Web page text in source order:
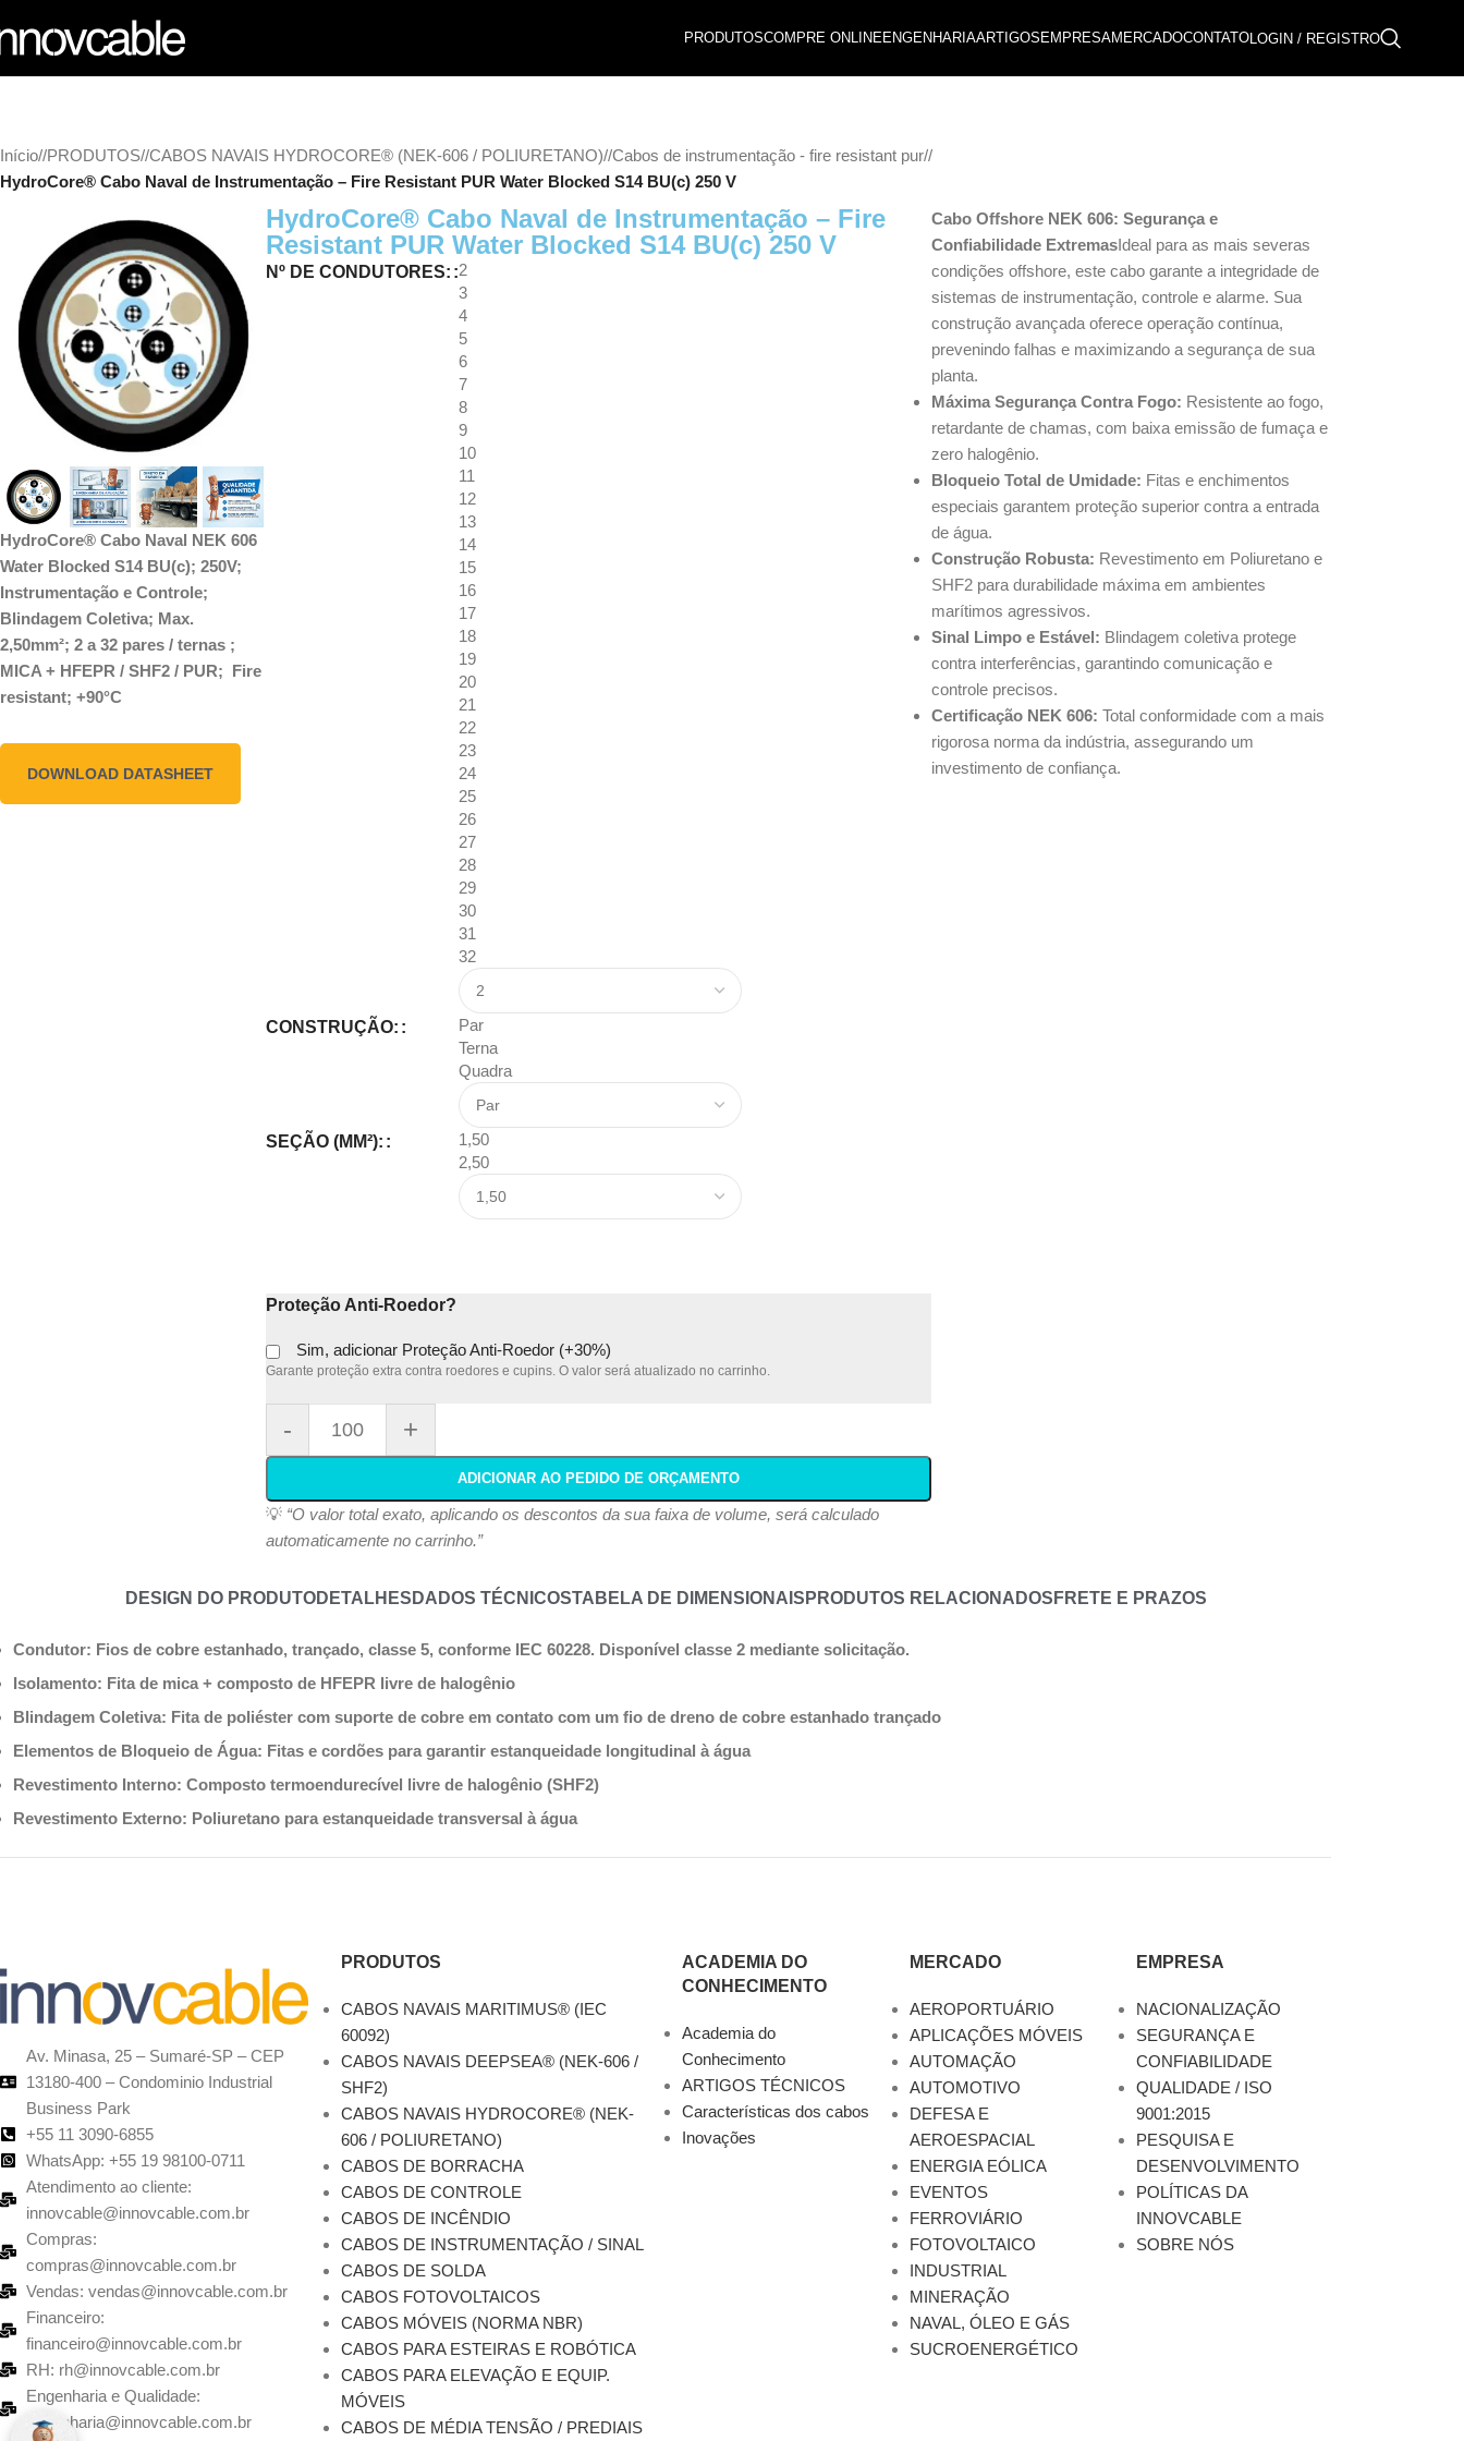
PRODUTOSCOMPRE ONLINEENGENHARIAARTIGOS EMPRESAMERCADOCONTATOLOGIN / REGISTRO
Início/ PRODUTOS/ CABOS NAVAIS HYDROCORE® (NEK-606 / POLIURETANO)/ Cabos de instrumentação - fire resistant pur/
HydroCore® Cabo Naval de Instrumentação – Fire Resistant PUR Water Blocked S14 BU(c) 250 V
HydroCore® Cabo Naval NEK 606
Water Blocked S14 BU(c); 250V;
Instrumentação e Controle;
Blindagem Coletiva; Max.
2,50mm²; 2 a 32 pares / ternas ;
MICA + HFEPR / SHF2 / PUR; Fire
resistant; +90°C
DOWNLOAD DATASHEET
HydroCore® Cabo Naval de Instrumentação – Fire
Resistant PUR Water Blocked S14 BU(c) 250 V
Nº DE CONDUTORES: 2
3
4
5
6
7
8
9
10
11
12
13
14
15
16
17
18
19
20
21
22
23
24
25
26
27
28
29
30
31
32
CONSTRUÇÃO:
Par
Terna
Quadra
SEÇÃO (MM²):
1,50
2,50
Proteção Anti-Roedor?
Sim, adicionar Proteção Anti-Roedor (+30%)
Garante proteção extra contra roedores e cupins. O valor será atualizado no carrinho.
- +
ADICIONAR AO PEDIDO DE ORÇAMENTO
💡 “O valor total exato, aplicando os descontos da sua faixa de volume, será calculado
automaticamente no carrinho.”
Cabo Offshore NEK 606: Segurança e
Confiabilidade ExtremasIdeal para as mais severas
condições offshore, este cabo garante a integridade de
sistemas de instrumentação, controle e alarme. Sua
construção avançada oferece operação contínua,
prevenindo falhas e maximizando a segurança de sua
planta.
Máxima Segurança Contra Fogo: Resistente ao fogo,
retardante de chamas, com baixa emissão de fumaça e
zero halogênio.
Bloqueio Total de Umidade: Fitas e enchimentos
especiais garantem proteção superior contra a entrada
de água.
Construção Robusta: Revestimento em Poliuretano e
SHF2 para durabilidade máxima em ambientes
marítimos agressivos.
Sinal Limpo e Estável: Blindagem coletiva protege
contra interferências, garantindo comunicação e
controle precisos.
Certificação NEK 606: Total conformidade com a mais
rigorosa norma da indústria, assegurando um
investimento de confiança.
DESIGN DO PRODUTODETALHES DADOS TÉCNICOSTABELA DE DIMENSIONAIS PRODUTOS RELACIONADOS FRETE E PRAZOS
Condutor: Fios de cobre estanhado, trançado, classe 5, conforme IEC 60228. Disponível classe 2 mediante solicitação.
Isolamento: Fita de mica + composto de HFEPR livre de halogênio
Blindagem Coletiva: Fita de poliéster com suporte de cobre em contato com um fio de dreno de cobre estanhado trançado
Elementos de Bloqueio de Água: Fitas e cordões para garantir estanqueidade longitudinal à água
Revestimento Interno: Composto termoendurecível livre de halogênio (SHF2)
Revestimento Externo: Poliuretano para estanqueidade transversal à água
Av. Minasa, 25 – Sumaré-SP – CEP
13180-400 – Condominio Industrial
Business Park
+55 11 3090-6855
WhatsApp: +55 19 98100-0711
Atendimento ao cliente:
innovcable@innovcable.com.br
Compras:
compras@innovcable.com.br
Vendas: vendas@innovcable.com.br
Financeiro:
financeiro@innovcable.com.br
RH: rh@innovcable.com.br
Engenharia e Qualidade:
engenharia@innovcable.com.br
PRODUTOS
CABOS NAVAIS MARITIMUS® (IEC
60092)
CABOS NAVAIS DEEPSEA® (NEK-606 /
SHF2)
CABOS NAVAIS HYDROCORE® (NEK-
606 / POLIURETANO)
CABOS DE BORRACHA
CABOS DE CONTROLE
CABOS DE INCÊNDIO
CABOS DE INSTRUMENTAÇÃO / SINAL
CABOS DE SOLDA
CABOS FOTOVOLTAICOS
CABOS MÓVEIS (NORMA NBR)
CABOS PARA ESTEIRAS E ROBÓTICA
CABOS PARA ELEVAÇÃO E EQUIP.
MÓVEIS
CABOS DE MÉDIA TENSÃO / PREDIAIS
ACADEMIA DO
CONHECIMENTO
Academia do
Conhecimento
ARTIGOS TÉCNICOS
Características dos cabos
Inovações
MERCADO
AEROPORTUÁRIO
APLICAÇÕES MÓVEIS
AUTOMAÇÃO
AUTOMOTIVO
DEFESA E
AEROESPACIAL
ENERGIA EÓLICA
EVENTOS
FERROVIÁRIO
FOTOVOLTAICO
INDUSTRIAL
MINERAÇÃO
NAVAL, ÓLEO E GÁS
SUCROENERGÉTICO
EMPRESA
NACIONALIZAÇÃO
SEGURANÇA E
CONFIABILIDADE
QUALIDADE / ISO
9001:2015
PESQUISA E
DESENVOLVIMENTO
POLÍTICAS DA
INNOVCABLE
SOBRE NÓS